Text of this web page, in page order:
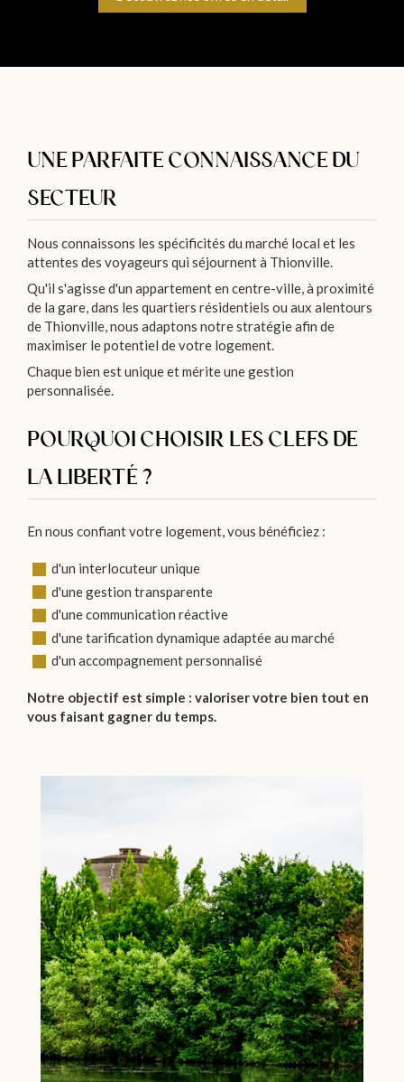
UNE PARFAITE CONNAISSANCE DU
SECTEUR
Nous connaissons les spécificités du marché local et les
attentes des voyageurs qui séjournent à Thionville.
Qu'il s'agisse d'un appartement en centre-ville, à proximité
de la gare, dans les quartiers résidentiels ou aux alentours
de Thionville, nous adaptons notre stratégie afin de
maximiser le potentiel de votre logement.
Chaque bien est unique et mérite une gestion
personnalisée.
POURQUOI CHOISIR LES CLEFS DE
LA LIBERTÉ ?
En nous confiant votre logement, vous bénéficiez :
d'un interlocuteur unique
d'une gestion transparente
d'une communication réactive
d'une tarification dynamique adaptée au marché
d'un accompagnement personnalisé
Notre objectif est simple : valoriser votre bien tout en
vous faisant gagner du temps.